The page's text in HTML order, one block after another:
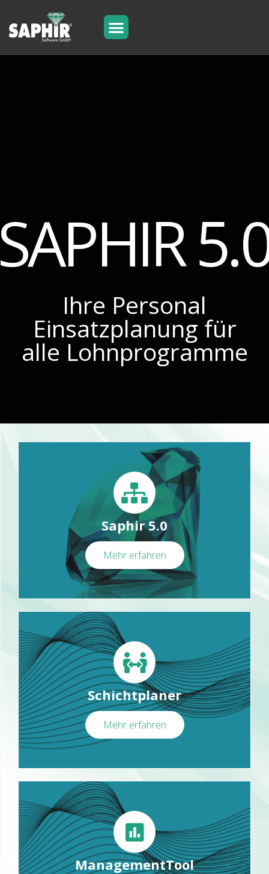
Ihre Personal
Einsatzplanung für
alle Lohnprogramme
Saphir 5.0
Mehr erfahren
Schichtplaner
Mehr erfahren
ManagementTool